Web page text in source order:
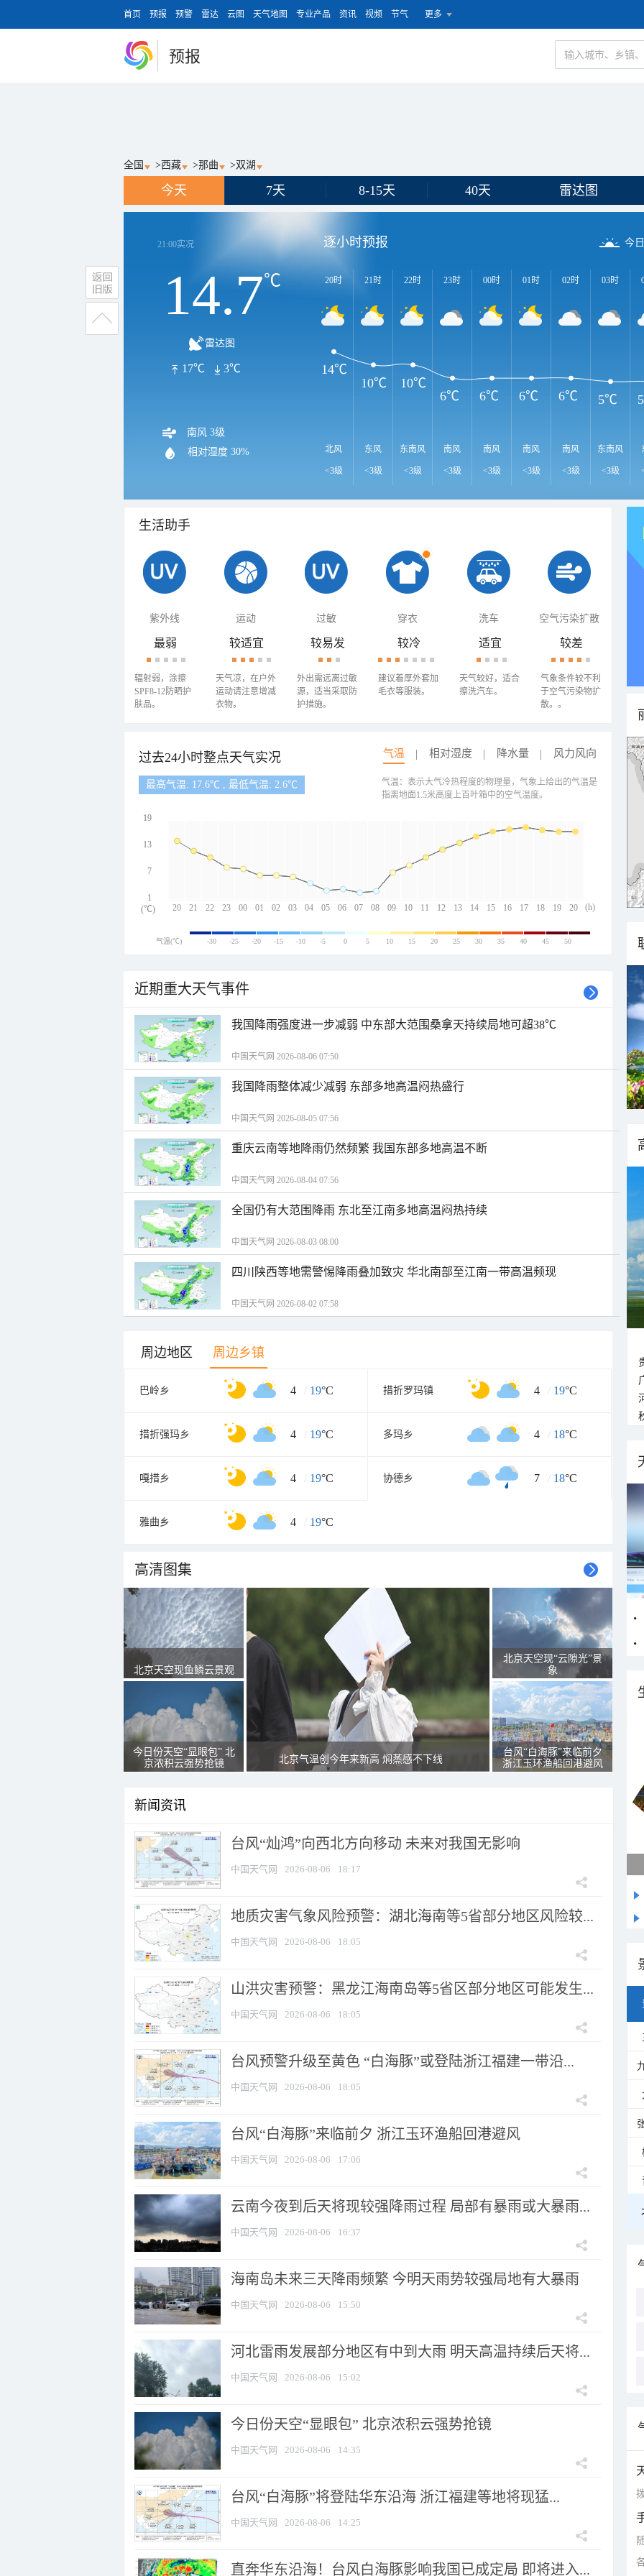
首页 预报 预警 雷达 云图 天气地图 专业产品 资讯 视频 节气 更多
预报
全国 >西藏 >那曲 >双湖
今天 7天 8-15天 40天 雷达图
21:00实况
14.7℃
雷达图
17℃ 3℃
南风 3级
相对湿度 30%
逐小时预报 今
20时
北风
<3级
21时
东风
<3级
22时
东南风
<3级
23时
南风
<3级
00时
南风
<3级
01时
南风
<3级
02时
南风
<3级
03时
东南风
<3级
14℃
10℃
10℃
6℃
6℃ 6℃ 6℃ 5℃
生活助手
紫外线 运动 过敏 穿衣 洗车 空气污染扩散
最弱
辐射弱，涂擦
SPF8-12防晒护
肤品。
较适宜
天气凉，在户外
运动请注意增减
衣物。
较易发
外出需远离过敏
源，适当采取防
护措施。
较冷
建议着厚外套加
毛衣等服装。
适宜
天气较好，适合
擦洗汽车。
较差
气象条件较不利
于空气污染物扩
散。。
过去24小时整点天气实况 气温 相对湿度 降水量 风力风向
最高气温: 17.6℃ , 最低气温: 2.6℃
20 21 22 23 00 01 02 03 04 05 06 07 08 09 10 11 12 13 14 15 16 17 18 19 20
19
13
7
1
(h)
(℃)
气温：表示大气冷热程度的物理量，气象上给出的气温是
指离地面1.5米高度上百叶箱中的空气温度。
气温(℃) -30 -25 -20 -15 -10 -5 0 5 10 15 20 25 30 35 40 45 50
近期重大天气事件
我国降雨强度进一步减弱 中东部大范围桑拿天持续局地可超38℃
中国天气网 2026-08-06 07:50
我国降雨整体减少减弱 东部多地高温闷热盛行
中国天气网 2026-08-05 07:56
重庆云南等地降雨仍然频繁 我国东部多地高温不断
中国天气网 2026-08-04 07:56
全国仍有大范围降雨 东北至江南多地高温闷热持续
中国天气网 2026-08-03 08:00
四川陕西等地需警惕降雨叠加致灾 华北南部至江南一带高温频现
中国天气网 2026-08-02 07:58
周边地区 周边乡镇
巴岭乡 4 / 19°C 措折罗玛镇 4 / 19°C
措折强玛乡 4 / 19°C 多玛乡 4 / 18°C
嘎措乡 4 / 19°C 协德乡 7 / 18°C
雅曲乡 4 / 19°C
高清图集
北京天空现鱼鳞云景观
今日份天空“显眼包” 北
京浓积云强势抢镜
北京气温创今年来新高 焖蒸感不下线
北京天空现“云隙光”景
象
台风“白海豚”来临前夕
浙江玉环渔船回港避风
新闻资讯
台风“灿鸿”向西北方向移动 未来对我国无影响
中国天气网 2026-08-06 18:17
地质灾害气象风险预警：湖北海南等5省部分地区风险较...
中国天气网 2026-08-06 18:05
山洪灾害预警：黑龙江海南岛等5省区部分地区可能发生...
中国天气网 2026-08-06 18:05
台风预警升级至黄色 “白海豚”或登陆浙江福建一带沿...
中国天气网 2026-08-06 18:05
台风“白海豚”来临前夕 浙江玉环渔船回港避风
中国天气网 2026-08-06 17:06
云南今夜到后天将现较强降雨过程 局部有暴雨或大暴雨...
中国天气网 2026-08-06 16:37
海南岛未来三天降雨频繁 今明天雨势较强局地有大暴雨
中国天气网 2026-08-06 15:50
河北雷雨发展部分地区有中到大雨 明天高温持续后天将...
中国天气网 2026-08-06 15:02
今日份天空“显眼包” 北京浓积云强势抢镜
中国天气网 2026-08-06 14:35
台风“白海豚”将登陆华东沿海 浙江福建等地将现猛...
中国天气网 2026-08-06 14:25
直奔华东沿海！台风白海豚影响我国已成定局 即将进入...